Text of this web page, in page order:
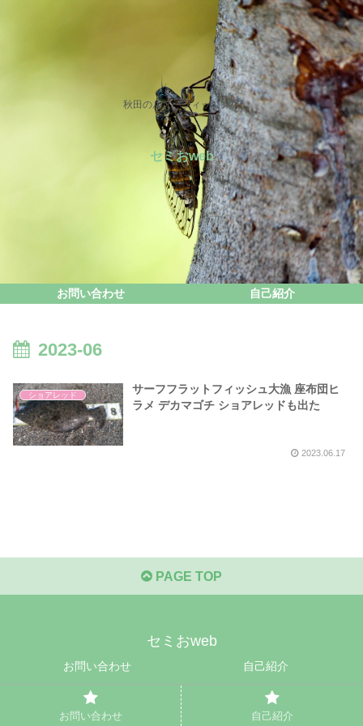
秋田のルアーフィッシング
セミおweb
お問い合わせ 自己紹介
2023-06
ショアレッド
サーフフラットフィッシュ大漁 座布団ヒ
ラメ デカマゴチ ショアレッドも出た
2023.06.17
PAGE TOP
セミおweb
お問い合わせ 自己紹介
© 2021 セミおweb.
お問い合わせ 自己紹介